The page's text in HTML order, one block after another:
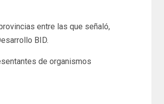
entre las que señaló,
BID.
de organismos